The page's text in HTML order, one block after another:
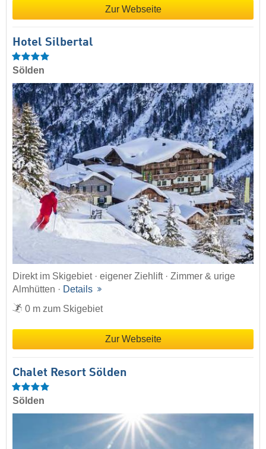
Zur Webseite
Hotel Silbertal
Sölden
Direkt im Skigebiet · eigener Ziehlift · Zimmer & urige
Almhütten · Details
0 m zum Skigebiet
Zur Webseite
Chalet Resort Sölden
Sölden